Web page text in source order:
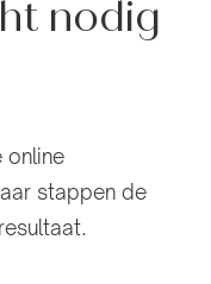
nodig
online
stappen de